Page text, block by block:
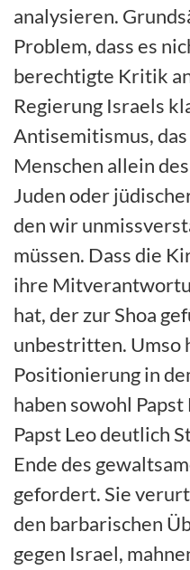
analysieren.
Problem, dass es
berechtigte Kritik
Regierung Israels
Antisemitismus,
Menschen allein
Juden oder
den wir
müssen. Dass die
ihre
hat, der zur Shoa
unbestritten. Umso
Positionierung in
haben sowohl Papst
Papst Leo deutlich
Ende des
gefordert. Sie
den barbarischen
gegen Israel,